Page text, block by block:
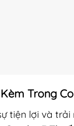
Trong
tiện lợi và trải